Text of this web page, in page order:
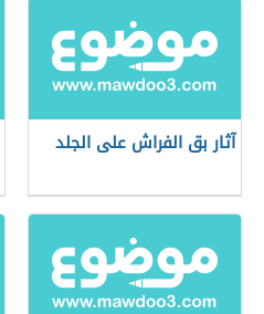
آثار بق الفراش على الجلد